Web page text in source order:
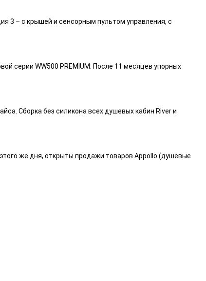
3 – с крышей и сенсорным пультом управления, с
серии WW500 PREMIUM. После 11 месяцев упорных
Сборка без силикона всех душевых кабин River и
же дня, открыты продажи товаров Appollo (душевые